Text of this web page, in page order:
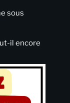
sous
il encore